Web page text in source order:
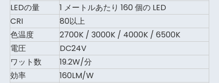
LEDの量
1 メートルあたり 160 個の LED
CRI
80以上
色温度
2700K / 3000K / 4000K / 6500K
電圧
DC24V
ワット数
19.2W/分
効率
160LM/W